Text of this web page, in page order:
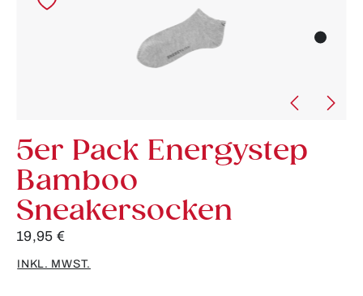
5er Pack Energystep
Bamboo
Sneakersocken
19,95 €
INKL. MWST.